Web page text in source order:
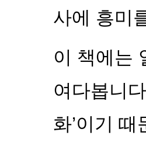
사에 흥미
이 책에는
여다봅니
화’이기